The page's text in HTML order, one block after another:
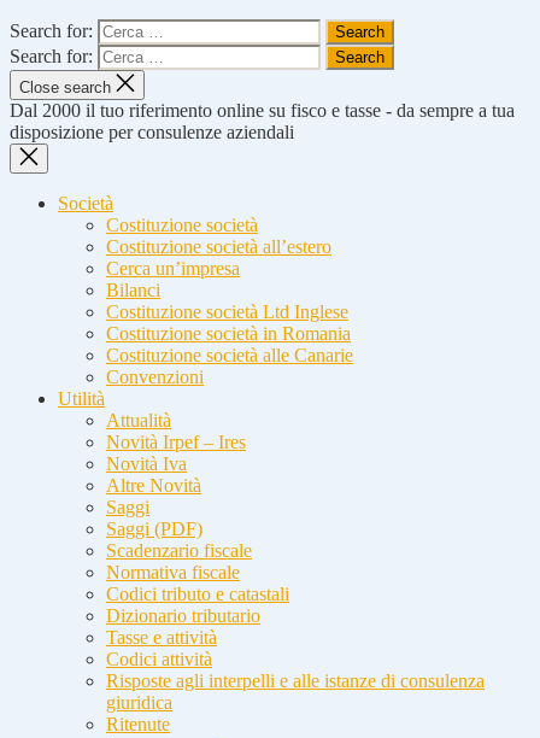
Search for:
Search for:
Close search
Dal 2000 il tuo riferimento online su fisco e tasse - da sempre a tua
disposizione per consulenze aziendali
Società
Costituzione società
Costituzione società all’estero
Cerca un’impresa
Bilanci
Costituzione società Ltd Inglese
Costituzione società in Romania
Costituzione società alle Canarie
Convenzioni
Utilità
Attualità
Novità Irpef – Ires
Novità Iva
Altre Novità
Saggi
Saggi (PDF)
Scadenzario fiscale
Normativa fiscale
Codici tributo e catastali
Dizionario tributario
Tasse e attività
Codici attività
Risposte agli interpelli e alle istanze di consulenza
giuridica
Ritenute